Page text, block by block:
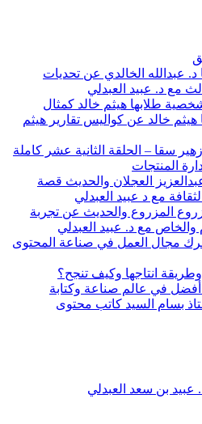
عبدالله الخالدي عن تحديات
مع د. عبيد العبدلي
طلابها هيثم خالد كمثال
خالد عن كواليس تقارير هيثم
سقا – الحلقة الثانية عشر كاملة
المنتجات
العجلان والحديث قصة
المزروع والحديث عن تجربة
والخاص مع د. عبيد العبدلي
مجال العمل في صناعة المحتوى
وطريقة انتاجها وكيف تنجح؟
في عالم صناعة وكتابة
بسام السيد كاتب محتوى